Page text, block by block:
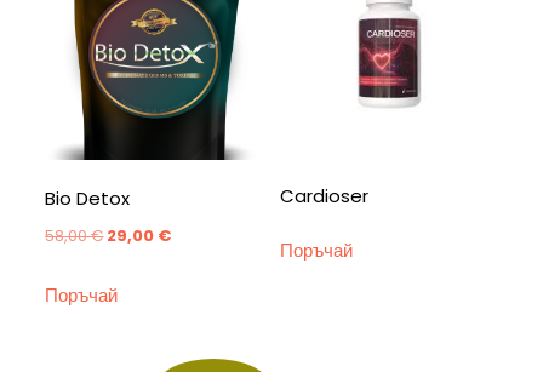
Bio Detox
58,00€ Original
was:
29,00 €Текущата
Поръчай
Cardioser
Поръчай